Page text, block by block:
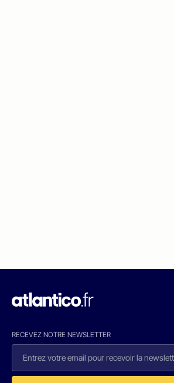
RECEVEZ NOTRE NEWSLETTER